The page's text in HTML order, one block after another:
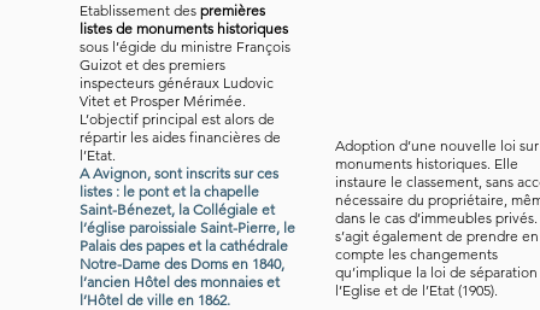
Etablissement des premières
listes de monuments historiques
sous l’égide du ministre François
Guizot et des premiers
inspecteurs généraux Ludovic
Vitet et Prosper Mérimée.
L’objectif principal est alors de
répartir les aides financières de
l’Etat.
A Avignon, sont inscrits sur ces
listes : le pont et la chapelle
Saint-Bénezet, la Collégiale et
l’église paroissiale Saint-Pierre, le
Palais des papes et la cathédrale
Notre-Dame des Doms en 1840,
l’ancien Hôtel des monnaies et
l’Hôtel de ville en 1862.
Adoption d’une nouvelle loi
monuments historiques. Elle
instaure le classement, sans
nécessaire du propriétaire,
dans le cas d’immeubles
s’agit également de prendre en
compte les changements
qu’implique la loi de
l’Eglise et de l’Etat (1905).